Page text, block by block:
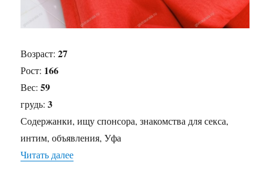
Возраст:27
Рост: 166
Вес:59
грудь:3
Содержанки, ищу спонсора, знакомства для секса,
интим, объявления, Уфа
Читать далее